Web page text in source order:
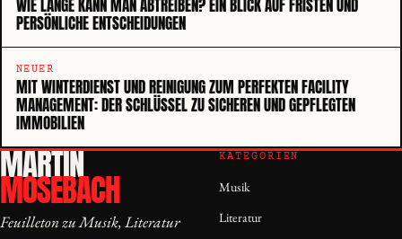
WIE LANGE KANN MAN ABTREIBEN? EIN BLICK AUF FRISTEN UND
PERSÖNLICHE ENTSCHEIDUNGEN
NEUER
MIT WINTERDIENST UND REINIGUNG ZUM PERFEKTEN FACILITY
MANAGEMENT: DER SCHLÜSSEL ZU SICHEREN UND GEPFLEGTEN
IMMOBILIEN
MARTIN
MOSEBACH
Feuilleton zu Musik, Literatur
KATEGORIEN
Musik
Literatur